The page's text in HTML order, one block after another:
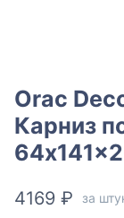
Orac
Карниз
4169 ₽ за